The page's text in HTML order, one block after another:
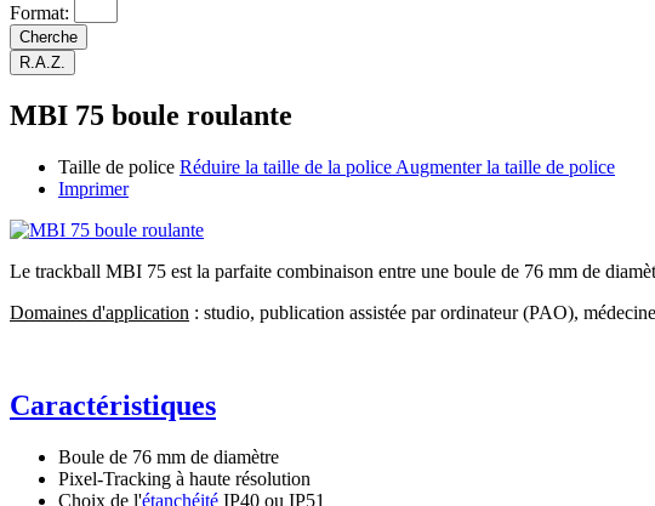
Format:
MBI 75 boule roulante
Taille de police Réduire la taille de la police Augmenter la taille de police
Imprimer
Le trackball MBI 75 est la parfaite combinaison entre une boule de 76 mm de
Domaines d'application : studio, publication assistée par ordinateur (PAO),
Caractéristiques
Boule de 76 mm de diamètre
Pixel-Tracking à haute résolution
Choix de l'étanchéité IP40 ou IP51